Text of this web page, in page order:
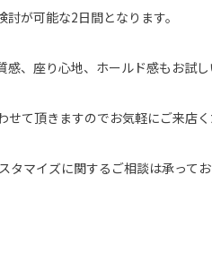
が可能な2日間となります。
、座り心地、ホールド感もお試し
て頂きますのでお気軽にご来店く
マイズに関するご相談は承って